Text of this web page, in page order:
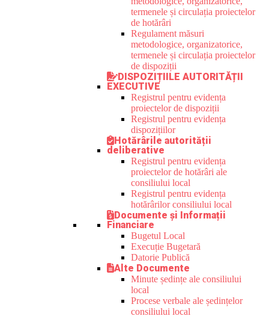
termenele și circulația proiectelor
de hotărâri
Regulament măsuri
metodologice, organizatorice,
termenele și circulația proiectelor
de dispoziții
DISPOZIȚIILE AUTORITĂȚII
EXECUTIVE
Registrul pentru evidența
proiectelor de dispoziții
Registrul pentru evidența
dispozițiilor
Hotărârile autorității
deliberative
Registrul pentru evidența
proiectelor de hotărâri ale
consiliului local
Registrul pentru evidența
hotărârilor consiliului local
Documente și Informații
Financiare
Bugetul Local
Execuție Bugetară
Datorie Publică
Alte Documente
Minute ședințe ale consiliului
local
Procese verbale ale ședințelor
consiliului local